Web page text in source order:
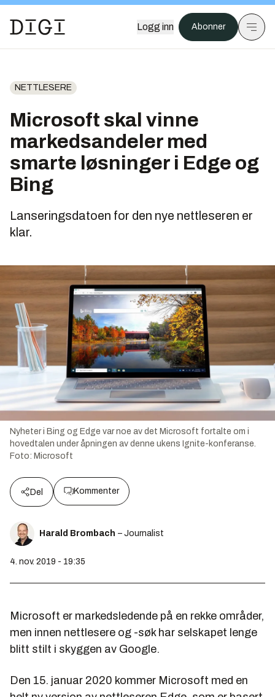
Logg inn Abonner
NETTLESERE
Microsoft skal vinne
markedsandeler med
smarte løsninger i Edge og
Bing
Lanseringsdatoen for den nye nettleseren er
klar.
Nyheter i Bing og Edge var noe av det Microsoft fortalte om i
hovedtalen under åpningen av denne ukens Ignite-konferanse.
Foto: Microsoft
Del Kommenter
Harald Brombach – Journalist
4. nov. 2019 - 19:35
Microsoft er markedsledende på en rekke områder,
men innen nettlesere og -søk har selskapet lenge
blitt stilt i skyggen av Google.
Den 15. januar 2020 kommer Microsoft med en